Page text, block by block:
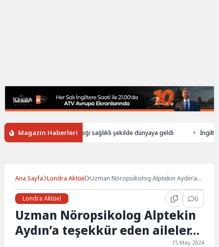
Magazin Haberleri
ölen annenin bebeği sağlıklı şekilde dünyaya geldi
Ana Sayfa Londra Aktüel Uzman Nöropsikolog Alptekin Aydın’a
Londra Aktüel
0
Uzman Nöropsikolog Alptekin
Aydın’a teşekkür eden aileler…
15 May 2024